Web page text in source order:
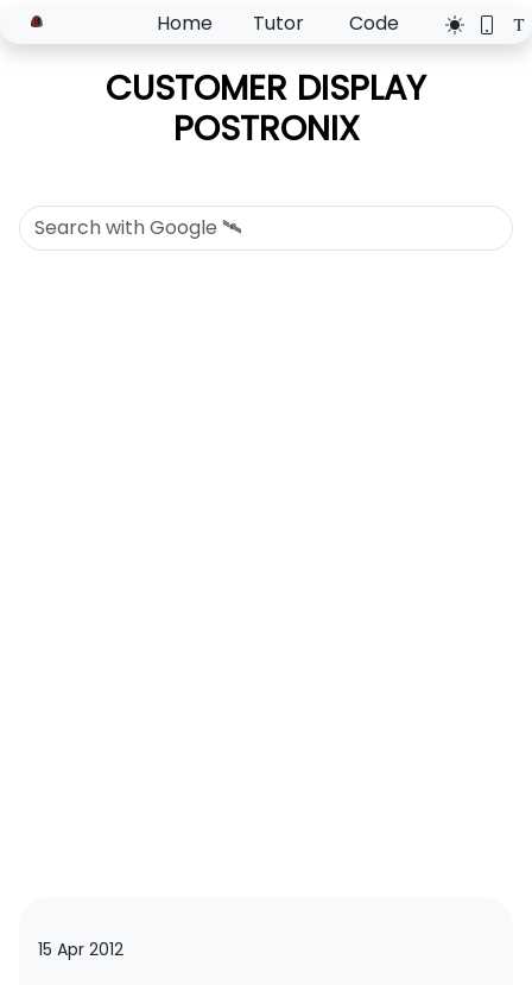
Home Tutor Code
CUSTOMER DISPLAY
POSTRONIX
15 Apr 2012